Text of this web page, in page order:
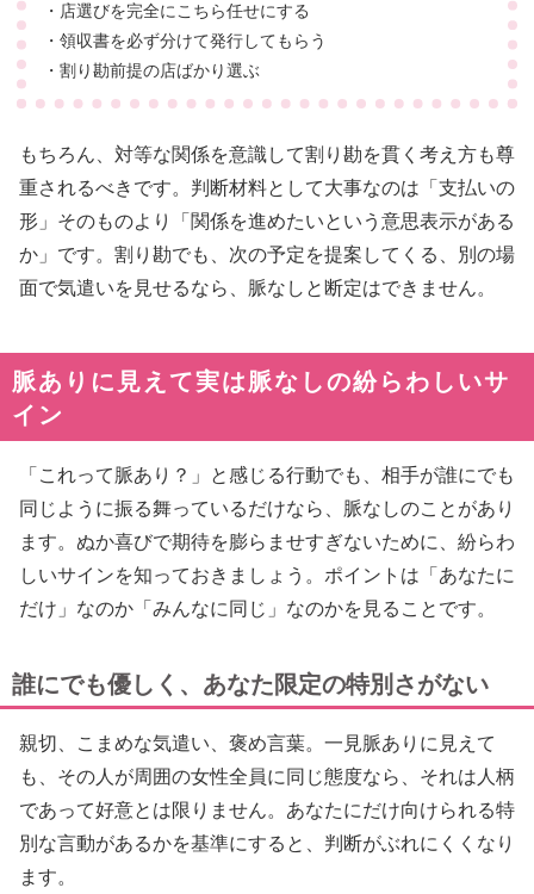
・店選びを完全にこちら任せにする
・領収書を必ず分けて発行してもらう
・割り勘前提の店ばかり選ぶ
もちろん、対等な関係を意識して割り勘を貫く考え方も尊
重されるべきです。判断材料として大事なのは「支払いの
形」そのものより「関係を進めたいという意思表示がある
か」です。割り勘でも、次の予定を提案してくる、別の場
面で気遣いを見せるなら、脈なしと断定はできません。
脈ありに見えて実は脈なしの紛らわしいサ
イン
「これって脈あり？」と感じる行動でも、相手が誰にでも
同じように振る舞っているだけなら、脈なしのことがあり
ます。ぬか喜びで期待を膨らませすぎないために、紛らわ
しいサインを知っておきましょう。ポイントは「あなたに
だけ」なのか「みんなに同じ」なのかを見ることです。
誰にでも優しく、あなた限定の特別さがない
親切、こまめな気遣い、褒め言葉。一見脈ありに見えて
も、その人が周囲の女性全員に同じ態度なら、それは人柄
であって好意とは限りません。あなたにだけ向けられる特
別な言動があるかを基準にすると、判断がぶれにくくなり
ます。